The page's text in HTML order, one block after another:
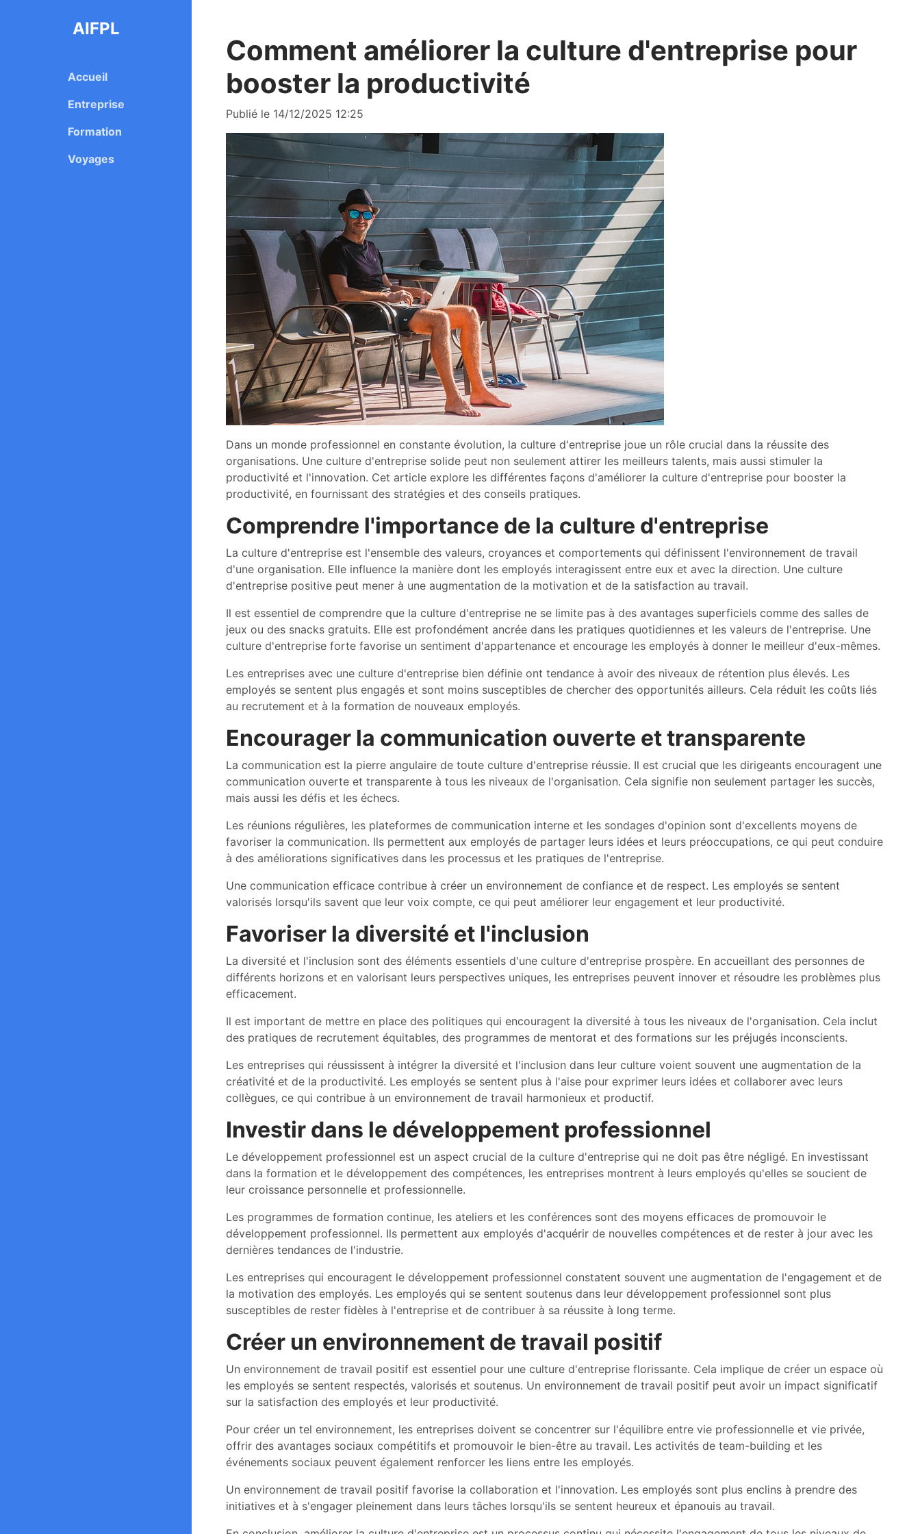
AIFPL
Accueil
Entreprise
Formation
Voyages
Comment améliorer la culture d'entreprise pour
booster la productivité
Publié le 14/12/2025 12:25
Dans un monde professionnel en constante évolution, la culture d'entreprise joue un rôle crucial dans la réussite des
organisations. Une culture d'entreprise solide peut non seulement attirer les meilleurs talents, mais aussi stimuler la
productivité et l'innovation. Cet article explore les différentes façons d'améliorer la culture d'entreprise pour booster la
productivité, en fournissant des stratégies et des conseils pratiques.
Comprendre l'importance de la culture d'entreprise
La culture d'entreprise est l'ensemble des valeurs, croyances et comportements qui définissent l'environnement de travail
d'une organisation. Elle influence la manière dont les employés interagissent entre eux et avec la direction. Une culture
d'entreprise positive peut mener à une augmentation de la motivation et de la satisfaction au travail.
Il est essentiel de comprendre que la culture d'entreprise ne se limite pas à des avantages superficiels comme des salles de
jeux ou des snacks gratuits. Elle est profondément ancrée dans les pratiques quotidiennes et les valeurs de l'entreprise. Une
culture d'entreprise forte favorise un sentiment d'appartenance et encourage les employés à donner le meilleur d'eux-mêmes.
Les entreprises avec une culture d'entreprise bien définie ont tendance à avoir des niveaux de rétention plus élevés. Les
employés se sentent plus engagés et sont moins susceptibles de chercher des opportunités ailleurs. Cela réduit les coûts liés
au recrutement et à la formation de nouveaux employés.
Encourager la communication ouverte et transparente
La communication est la pierre angulaire de toute culture d'entreprise réussie. Il est crucial que les dirigeants encouragent une
communication ouverte et transparente à tous les niveaux de l'organisation. Cela signifie non seulement partager les succès,
mais aussi les défis et les échecs.
Les réunions régulières, les plateformes de communication interne et les sondages d'opinion sont d'excellents moyens de
favoriser la communication. Ils permettent aux employés de partager leurs idées et leurs préoccupations, ce qui peut conduire
à des améliorations significatives dans les processus et les pratiques de l'entreprise.
Une communication efficace contribue à créer un environnement de confiance et de respect. Les employés se sentent
valorisés lorsqu'ils savent que leur voix compte, ce qui peut améliorer leur engagement et leur productivité.
Favoriser la diversité et l'inclusion
La diversité et l'inclusion sont des éléments essentiels d'une culture d'entreprise prospère. En accueillant des personnes de
différents horizons et en valorisant leurs perspectives uniques, les entreprises peuvent innover et résoudre les problèmes plus
efficacement.
Il est important de mettre en place des politiques qui encouragent la diversité à tous les niveaux de l'organisation. Cela inclut
des pratiques de recrutement équitables, des programmes de mentorat et des formations sur les préjugés inconscients.
Les entreprises qui réussissent à intégrer la diversité et l'inclusion dans leur culture voient souvent une augmentation de la
créativité et de la productivité. Les employés se sentent plus à l'aise pour exprimer leurs idées et collaborer avec leurs
collègues, ce qui contribue à un environnement de travail harmonieux et productif.
Investir dans le développement professionnel
Le développement professionnel est un aspect crucial de la culture d'entreprise qui ne doit pas être négligé. En investissant
dans la formation et le développement des compétences, les entreprises montrent à leurs employés qu'elles se soucient de
leur croissance personnelle et professionnelle.
Les programmes de formation continue, les ateliers et les conférences sont des moyens efficaces de promouvoir le
développement professionnel. Ils permettent aux employés d'acquérir de nouvelles compétences et de rester à jour avec les
dernières tendances de l'industrie.
Les entreprises qui encouragent le développement professionnel constatent souvent une augmentation de l'engagement et de
la motivation des employés. Les employés qui se sentent soutenus dans leur développement professionnel sont plus
susceptibles de rester fidèles à l'entreprise et de contribuer à sa réussite à long terme.
Créer un environnement de travail positif
Un environnement de travail positif est essentiel pour une culture d'entreprise florissante. Cela implique de créer un espace où
les employés se sentent respectés, valorisés et soutenus. Un environnement de travail positif peut avoir un impact significatif
sur la satisfaction des employés et leur productivité.
Pour créer un tel environnement, les entreprises doivent se concentrer sur l'équilibre entre vie professionnelle et vie privée,
offrir des avantages sociaux compétitifs et promouvoir le bien-être au travail. Les activités de team-building et les
événements sociaux peuvent également renforcer les liens entre les employés.
Un environnement de travail positif favorise la collaboration et l'innovation. Les employés sont plus enclins à prendre des
initiatives et à s'engager pleinement dans leurs tâches lorsqu'ils se sentent heureux et épanouis au travail.